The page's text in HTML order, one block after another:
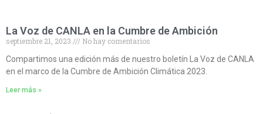
La Voz de CANLA en la Cumbre de Ambición
septiembre 21, 2023
No hay comentarios
Compartimos una edición más de nuestro boletín La Voz de CANLA
en el marco de la Cumbre de Ambición Climática 2023.
Leer más »